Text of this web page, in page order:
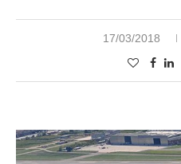
17/03/2018